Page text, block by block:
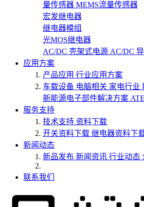
量传感器 MEMS流量传感器
宏发继电器
继电器模组
光MOS继电器
AC/DC 壳架式电源 AC/DC
应用方案
产品应用 行业应用方案
车载设备 电脑相关 家电行业
新能源电子部件解决方案
服务支持
技术支持 资料下载
开关资料下载 继电器资料下
新闻动态
新品发布 新闻资讯 行业动态
联系我们